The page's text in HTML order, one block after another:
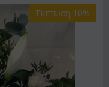
Έκπτωση 10%